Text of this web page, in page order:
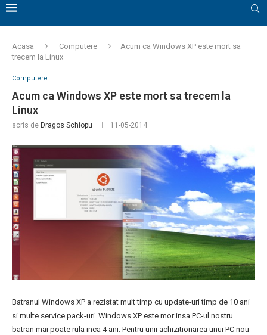
Acasa Computere
Acum ca Windows XP este mort sa
trecem la Linux
Computere
Acum ca Windows XP este mort sa trecem la
Linux
scris de Dragos Schiopu 11-05-2014
Batranul Windows XP a rezistat mult timp cu update-uri timp de 10 ani
si multe service pack-uri. Windows XP este mor insa PC-ul nostru
batran mai poate rula inca 4 ani. Pentru unii achizitionarea unui PC nou